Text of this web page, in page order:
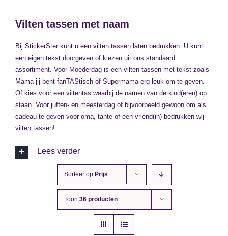
Vilten tassen met naam
Bij StickerSter kunt u een vilten tassen laten bedrukken. U kunt
een eigen tekst doorgeven of kiezen uit ons standaard
assortiment. Voor Moederdag is een vilten tassen met tekst zoals
Mama jij bent fanTAStisch of Supermama erg leuk om te geven.
Of kies voor een viltentas waarbij de namen van de kind(eren) op
staan. Voor juffen- en meesterdag of bijvoorbeeld gewoon om als
cadeau te geven voor oma, tante of een vriend(in) bedrukken wij
vilten tassen!
Lees verder
Sorteer op Prijs
Toon 36 producten